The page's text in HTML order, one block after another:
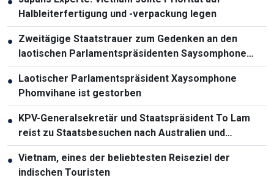
Halbleiterfertigung und -verpackung legen
● Zweitägige Staatstrauer zum Gedenken an den
laotischen Parlamentspräsidenten Saysomphone
Phomvihane
● Laotischer Parlamentspräsident Xaysomphone
Phomvihane ist gestorben
● KPV-Generalsekretär und Staatspräsident To Lam
reist zu Staatsbesuchen nach Australien und
Neuseeland
● Vietnam, eines der beliebtesten Reiseziel der
indischen Touristen